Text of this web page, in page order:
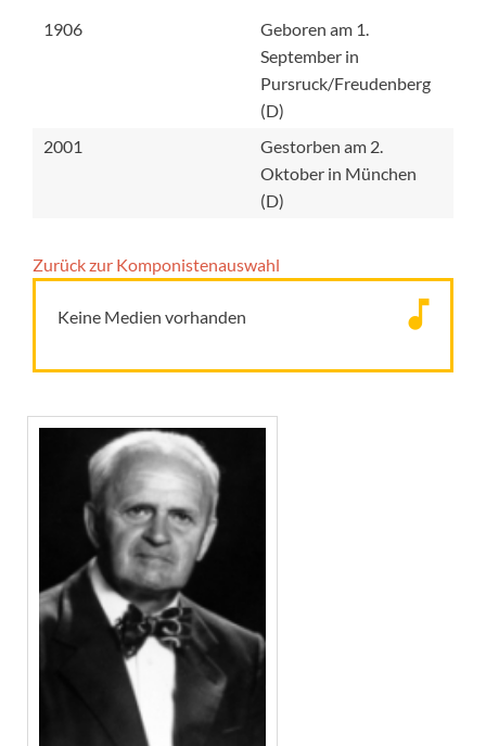
1906
Geboren am 1.
September in
Pursruck/Freudenberg
(D)
2001
Gestorben am 2.
Oktober in München
(D)
Zurück zur Komponisten­auswahl
Keine Medien vorhanden